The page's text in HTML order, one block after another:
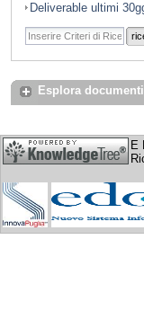
Deliverable ultimi
Esplora
E